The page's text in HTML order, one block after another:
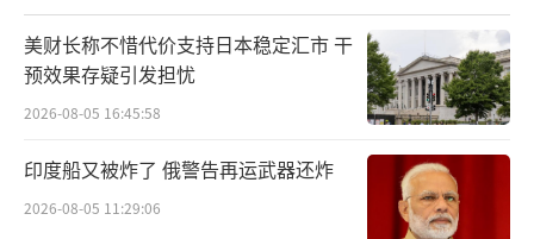
美财长称不惜代价支持日本稳定汇市 干
预效果存疑引发担忧
2026-08-05 16:45:58
印度船又被炸了 俄警告再运武器还炸
2026-08-05 11:29:06